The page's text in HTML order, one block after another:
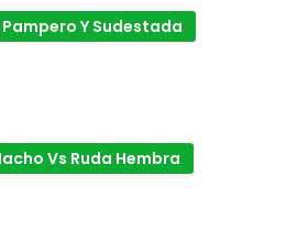
Y Sudestada
Vs Ruda Hembra